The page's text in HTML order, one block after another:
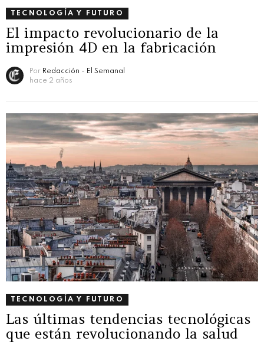
TECNOLOGÍA Y FUTURO
El impacto revolucionario de la
impresión 4D en la fabricación
Por Redacción - El Semanal
hace 2 años
TECNOLOGÍA Y FUTURO
Las últimas tendencias tecnológicas
que están revolucionando la salud